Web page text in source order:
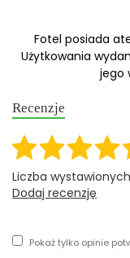
Fotel posiada
Użytkowania
jego
Recenzje
Liczba
Dodaj recenzję
Pokaż tylko opinie